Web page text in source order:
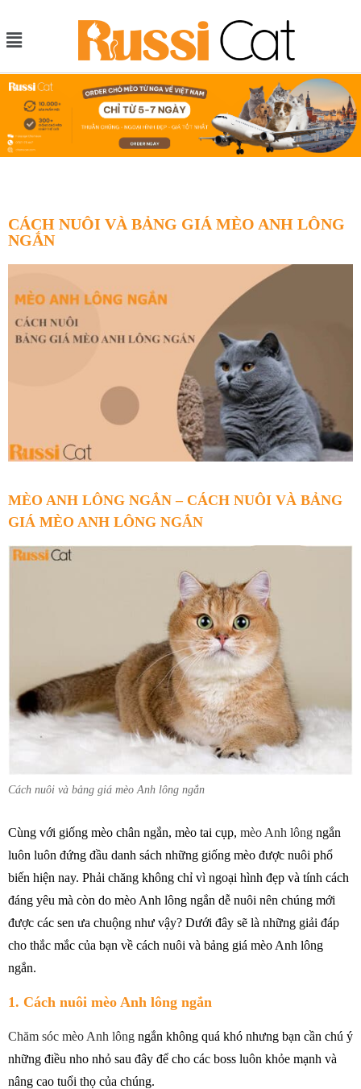
CÁCH NUÔI VÀ BẢNG GIÁ MÈO ANH LÔNG
NGẮN
MÈO ANH LÔNG NGẮN – CÁCH NUÔI VÀ BẢNG
GIÁ MÈO ANH LÔNG NGẮN
Cách nuôi và bảng giá mèo Anh lông ngắn
Cùng với giống mèo chân ngắn, mèo tai cụp, mèo Anh lông ngắn
luôn luôn đứng đầu danh sách những giống mèo được nuôi phổ
biến hiện nay. Phải chăng không chỉ vì ngoại hình đẹp và tính cách
đáng yêu mà còn do mèo Anh lông ngắn dễ nuôi nên chúng mới
được các sen ưa chuộng như vậy? Dưới đây sẽ là những giải đáp
cho thắc mắc của bạn về cách nuôi và bảng giá mèo Anh lông
ngắn.
1. Cách nuôi mèo Anh lông ngắn
Chăm sóc mèo Anh lông ngắn không quá khó nhưng bạn cần chú ý
những điều nho nhỏ sau đây để cho các boss luôn khỏe mạnh và
nâng cao tuổi thọ của chúng.